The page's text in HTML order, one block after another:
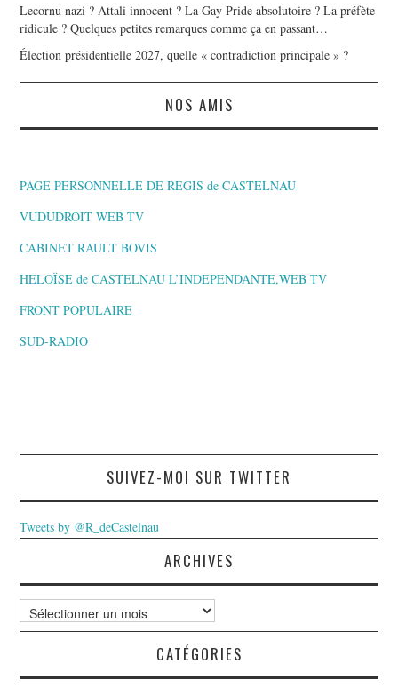
Lecornu nazi ? Attali innocent ? La Gay Pride absolutoire ? La préfète
ridicule ? Quelques petites remarques comme ça en passant…
Élection présidentielle 2027, quelle « contradiction principale » ?
NOS AMIS
PAGE PERSONNELLE DE REGIS de CASTELNAU
VUDUDROIT WEB TV
CABINET RAULT BOVIS
HELOÏSE de CASTELNAU L’INDEPENDANTE,WEB TV
FRONT POPULAIRE
SUD-RADIO
SUIVEZ-MOI SUR TWITTER
Tweets by @R_deCastelnau
ARCHIVES
Archives
CATÉGORIES